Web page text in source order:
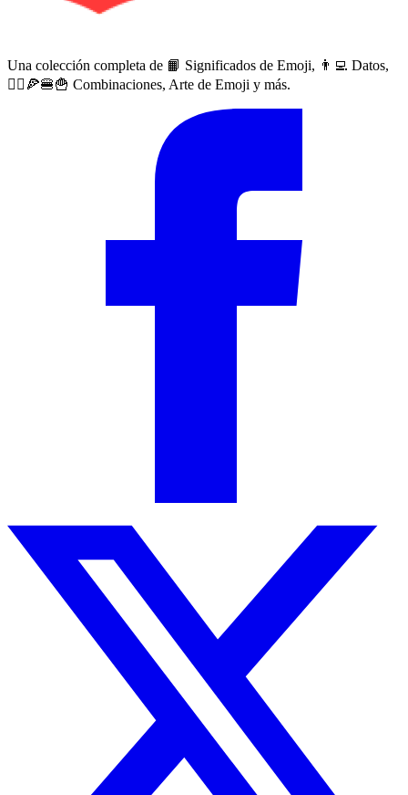
Una colección completa de 📙 Significados de Emoji, 👨‍💻 Datos,
🙅‍♀️🍕🍔🍟 Combinaciones, Arte de Emoji y más.